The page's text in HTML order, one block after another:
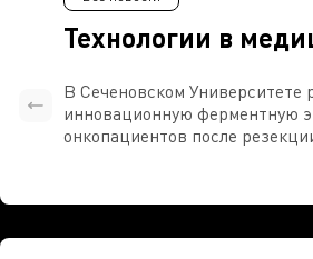
Технологии в
В Сеченовском Университете
инновационную ферментную
онкопациентов после